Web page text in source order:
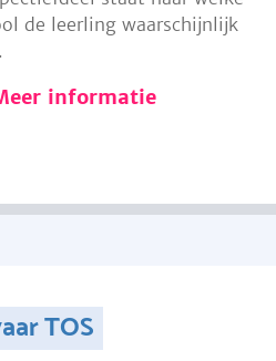
de leerling waarschijnlijk
informatie
TOS